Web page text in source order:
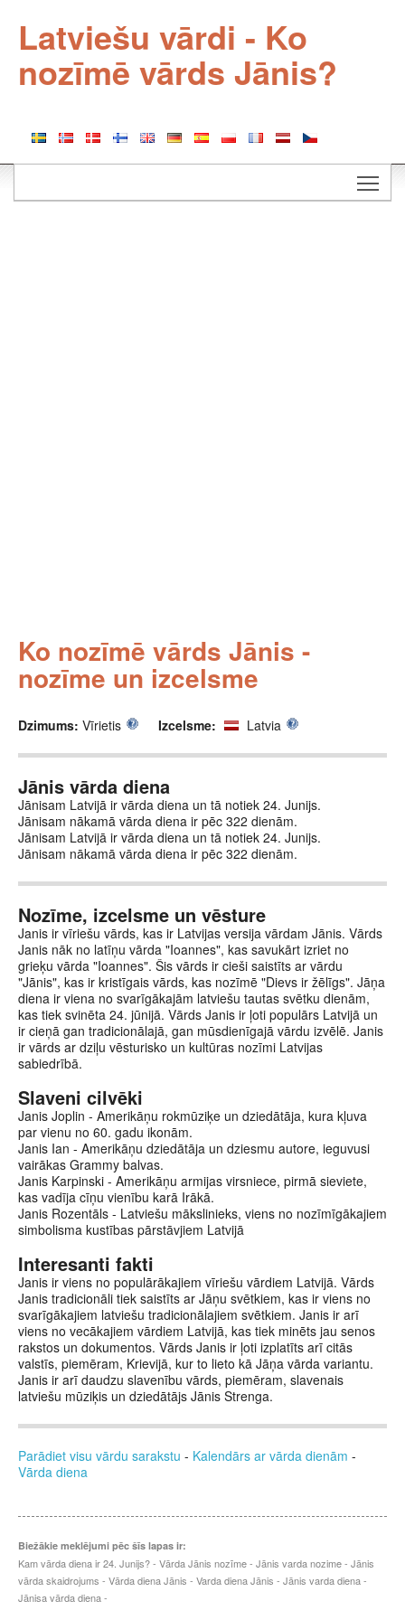
Latviešu vārdi - Ko
nozīmē vārds Jānis?
Ko nozīmē vārds Jānis -
nozīme un izcelsme
Dzimums: Vīrietis Izcelsme: Latvia
Jānis vārda diena
Jānisam Latvijā ir vārda diena un tā notiek 24. Junijs.
Jānisam nākamā vārda diena ir pēc 322 dienām.
Jānisam Latvijā ir vārda diena un tā notiek 24. Junijs.
Jānisam nākamā vārda diena ir pēc 322 dienām.
Nozīme, izcelsme un vēsture
Janis ir vīriešu vārds, kas ir Latvijas versija vārdam Jānis. Vārds
Janis nāk no latīņu vārda "Ioannes", kas savukārt izriet no
grieķu vārda "Ioannes". Šis vārds ir cieši saistīts ar vārdu
"Jānis", kas ir kristīgais vārds, kas nozīmē "Dievs ir žēlīgs". Jāņa
diena ir viena no svarīgākajām latviešu tautas svētku dienām,
kas tiek svinēta 24. jūnijā. Vārds Janis ir ļoti populārs Latvijā un
ir cieņā gan tradicionālajā, gan mūsdienīgajā vārdu izvēlē. Janis
ir vārds ar dziļu vēsturisko un kultūras nozīmi Latvijas
sabiedrībā.
Slaveni cilvēki
Janis Joplin - Amerikāņu rokmūziķe un dziedātāja, kura kļuva
par vienu no 60. gadu ikonām.
Janis Ian - Amerikāņu dziedātāja un dziesmu autore, ieguvusi
vairākas Grammy balvas.
Janis Karpinski - Amerikāņu armijas virsniece, pirmā sieviete,
kas vadīja cīņu vienību karā Irākā.
Janis Rozentāls - Latviešu mākslinieks, viens no nozīmīgākajiem
simbolisma kustības pārstāvjiem Latvijā
Interesanti fakti
Janis ir viens no populārākajiem vīriešu vārdiem Latvijā. Vārds
Janis tradicionāli tiek saistīts ar Jāņu svētkiem, kas ir viens no
svarīgākajiem latviešu tradicionālajiem svētkiem. Janis ir arī
viens no vecākajiem vārdiem Latvijā, kas tiek minēts jau senos
rakstos un dokumentos. Vārds Janis ir ļoti izplatīts arī citās
valstīs, piemēram, Krievijā, kur to lieto kā Jāņa vārda variantu.
Janis ir arī daudzu slavenību vārds, piemēram, slavenais
latviešu mūziķis un dziedātājs Jānis Strenga.
Parādiet visu vārdu sarakstu - Kalendārs ar vārda dienām -
Vārda diena
Biežākie meklējumi pēc šīs lapas ir:
Kam vārda diena ir 24. Junijs? - Vārda Jānis nozīme - Jānis varda nozime - Jānis
vārda skaidrojums - Vārda diena Jānis - Varda diena Jānis - Jānis varda diena -
Jānisa vārda diena -